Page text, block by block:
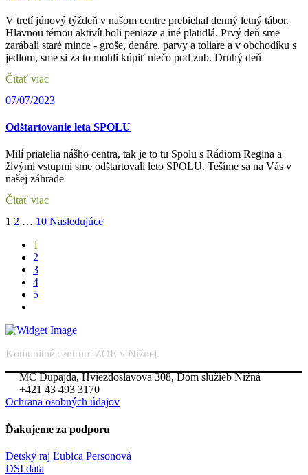
V tretí júnový týždeň v našom centre prebiehal denný letný tábor.
Hlavnou témou aktivít boli peniaze a iné platidlá. Prvý deň sme
zarábali staré mince - groše, denáre, parvy a toliare a v obchodíku s
jedlom, sme si za to mohli kúpiť niečo pod zub. Druhý deň
Čitať viac
07/07/2023
Odštartovanie leta SPOLU
Milí priatelia nášho centra, tak je to tu Spolu s Rádiom Regina a
živými vstupmi sme odštartovali leto SPOLU. Tešíme sa na Vás v
našej záhrade
Čitať viac
Stránkovanie
príspevkov
1 2 … 10 Nasledujúce
1
2
3
4
5
Komunitné centrum ZOE v Nižnej.
MC Dupajda, Hviezdoslavova 308, Dom služieb Nižná
+421 43 493 3170
Ochrana osobných údajov
Ďakujeme za podporu
Detský raj Ľubica Personová
DSI data